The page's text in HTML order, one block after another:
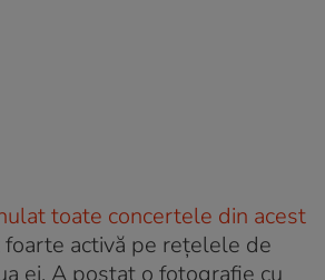
toate concertele din acest
foarte activă pe rețelele de
ei. A postat o fotografie cu